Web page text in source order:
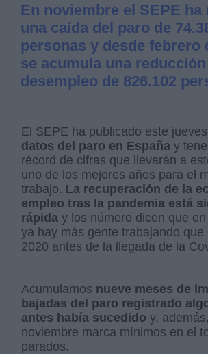
En noviembre el SEPE
una caída del paro de
personas y desde febrero
se acumula una reducción
desempleo de 826.102
El SEPE ha publicado este
datos del paro en España y
récord de cifras que llevarán a
uno de los mejores años para el
trabajo. La recuperación de la
empleo tras la pandemia está
rápida y los número dicen que
ya hay más gente trabajando que
2020 antes de la llegada de la
Acumulamos nueve meses de
bajadas del paro registrado
antes había sucedido y,
noviembre marca mínimos en el
parados.